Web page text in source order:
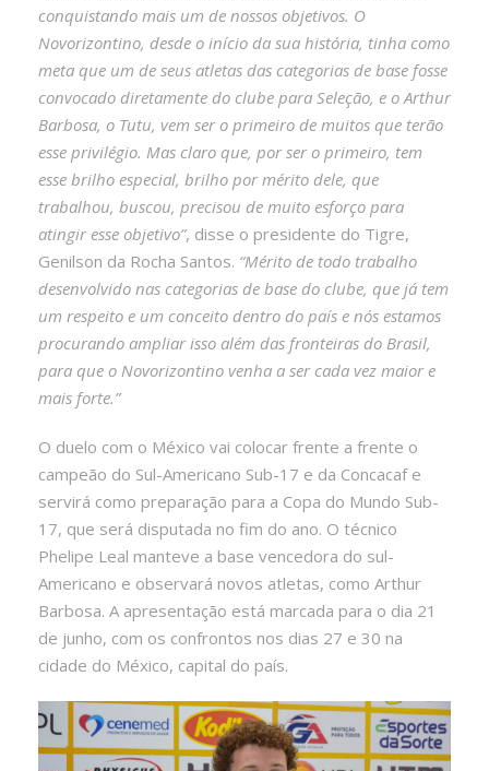
conquistando mais um de nossos objetivos. O
Novorizontino, desde o início da sua história, tinha como
meta que um de seus atletas das categorias de base fosse
convocado diretamente do clube para Seleção, e o Arthur
Barbosa, o Tutu, vem ser o primeiro de muitos que terão
esse privilégio. Mas claro que, por ser o primeiro, tem
esse brilho especial, brilho por mérito dele, que
trabalhou, buscou, precisou de muito esforço para
atingir esse objetivo”, disse o presidente do Tigre,
Genilson da Rocha Santos. “Mérito de todo trabalho
desenvolvido nas categorias de base do clube, que já tem
um respeito e um conceito dentro do país e nós estamos
procurando ampliar isso além das fronteiras do Brasil,
para que o Novorizontino venha a ser cada vez maior e
mais forte.”
O duelo com o México vai colocar frente a frente o
campeão do Sul-Americano Sub-17 e da Concacaf e
servirá como preparação para a Copa do Mundo Sub-
17, que será disputada no fim do ano. O técnico
Phelipe Leal manteve a base vencedora do sul-
Americano e observará novos atletas, como Arthur
Barbosa. A apresentação está marcada para o dia 21
de junho, com os confrontos nos dias 27 e 30 na
cidade do México, capital do país.